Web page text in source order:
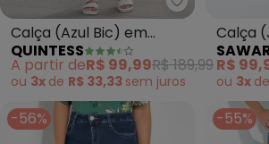
Quintess -
Calça (Azul Bic) em
Jeans
QUINTESS
A partir deR$ 99,99R$ 189,99
ou 3x de R$ 33,33 sem juros
Calça
com
Sawary
R$
ou 3x de
-56% -55%